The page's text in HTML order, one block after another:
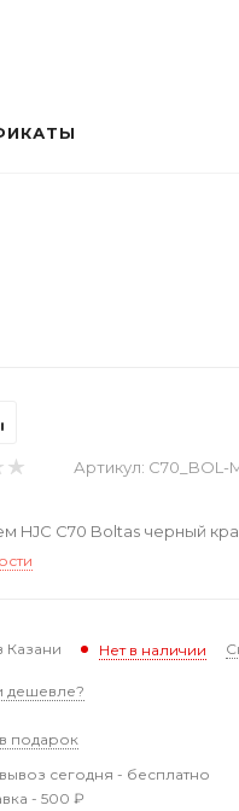
Артикул: C70_BOL-
HJC C70 Boltas черный
Казани Нет в наличии
дешевле?
подарок
сегодня - бесплатно
- 500 ₽